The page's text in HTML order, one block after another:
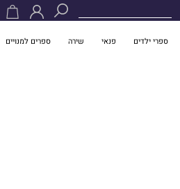
ספרי ילדים פנאי שירה ספרים למנויים